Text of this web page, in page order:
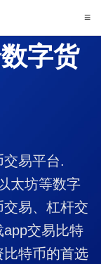
字货
易平台.
太坊等数字
易、杠杆交
交易比特
特币的首选